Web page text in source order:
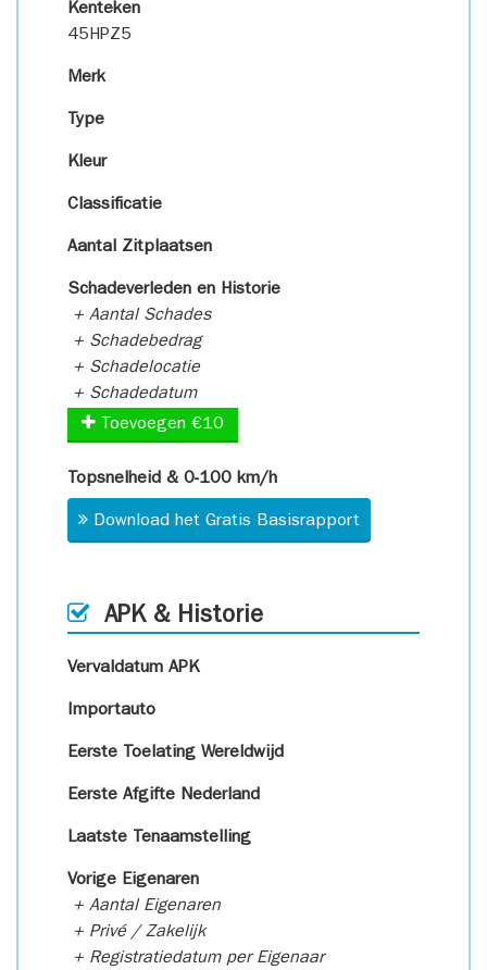
Kenteken
45HPZ5
Merk
Type
Kleur
Classificatie
Aantal Zitplaatsen
Schadeverleden en Historie
+ Aantal Schades
+ Schadebedrag
+ Schadelocatie
+ Schadedatum
Toevoegen €10
Topsnelheid & 0-100 km/h
Download het Gratis Basisrapport
APK & Historie
Vervaldatum APK
Importauto
Eerste Toelating Wereldwijd
Eerste Afgifte Nederland
Laatste Tenaamstelling
Vorige Eigenaren
+ Aantal Eigenaren
+ Privé / Zakelijk
+ Registratiedatum per Eigenaar